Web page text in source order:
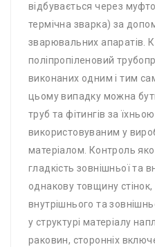
відбувається через
термічна зварка) за
зварювальних апаратів.
поліпропіленовий
виконаних одним і тим
цьому випадку можна
труб та фітингів за
використовуваним у
матеріалом. Контроль
гладкість зовнішньої та
однакову товщину
внутрішнього та
у структурі матеріалу
раковин, сторонніх